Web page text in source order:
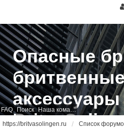
FAQ Поиск Наша команда
Опасные
аксессуары
https://britvasolingen.ru Список